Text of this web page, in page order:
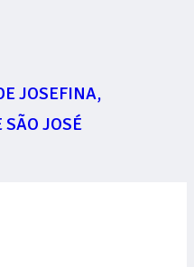
JOSEFINA,
SÃO JOSÉ